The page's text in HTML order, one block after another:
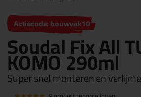
Actiecode: bouwvak10
Soudal Fix All
KOMO 290ml
Super snel monteren en